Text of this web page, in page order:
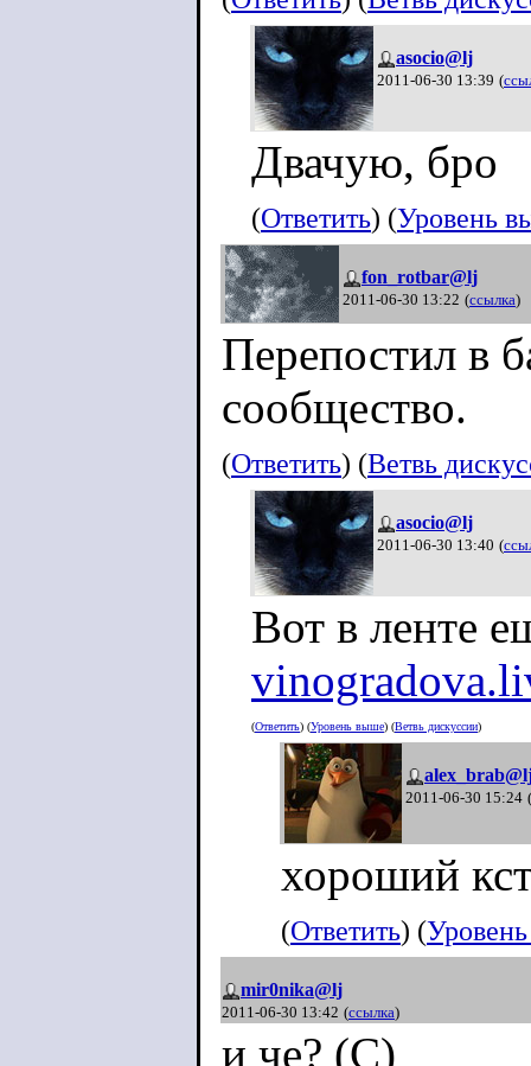
asocio@lj
2011-06-30 13:39 (
Двачую, бро
(Ответить) (Уровень
fon_rotbar@lj
2011-06-30 13:22 (ссылка)
Перепостил в
сообщество.
(Ответить) (Ветвь
asocio@lj
2011-06-30 13:40 (
Вот в ленте
(Ответить) (Уровень выше) (Ветвь дискуссии)
2011-06-30 15:24 (
хороший
(Ответить) (
mir0nika@lj
2011-06-30 13:42 (ссылка)
и че? (С)